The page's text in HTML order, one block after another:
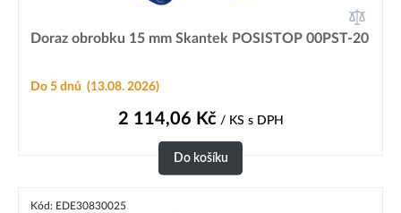
Doraz obrobku 15 mm Skantek POSISTOP 00PST-20
Do 5 dnů (13.08. 2026)
2 114,06 Kč/ KS s DPH
Do košíku
Kód: EDE30830025